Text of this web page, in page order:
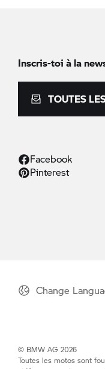
Inscris-toi à la
TOUTES
Facebook
Pinterest
Change
© BMW AG 2026
Toutes les motos sont